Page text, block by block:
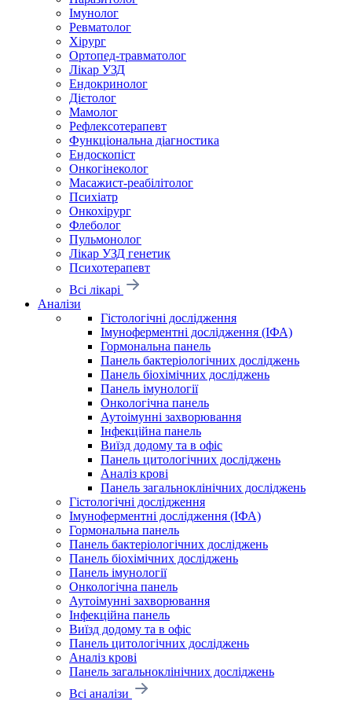
Імунолог
Ревматолог
Хірург
Ортопед-травматолог
Лікар УЗД
Ендокринолог
Дієтолог
Мамолог
Рефлексотерапевт
Функціональна діагностика
Ендоскопіст
Онкогінеколог
Масажист-реабілітолог
Психіатр
Онкохірург
Флеболог
Пульмонолог
Лікар УЗД генетик
Психотерапевт
Всі лікарі
Аналізи
Гістологічні дослідження
Імуноферментні дослідження (ІФА)
Гормональна панель
Панель бактеріологічних досліджень
Панель біохімічних досліджень
Панель імунології
Онкологічна панель
Аутоімунні захворювання
Інфекційна панель
Виїзд додому та в офіс
Панель цитологічних досліджень
Аналіз крові
Панель загальноклінічних досліджень
Гістологічні дослідження
Імуноферментні дослідження (ІФА)
Гормональна панель
Панель бактеріологічних досліджень
Панель біохімічних досліджень
Панель імунології
Онкологічна панель
Аутоімунні захворювання
Інфекційна панель
Виїзд додому та в офіс
Панель цитологічних досліджень
Аналіз крові
Панель загальноклінічних досліджень
Всі аналізи